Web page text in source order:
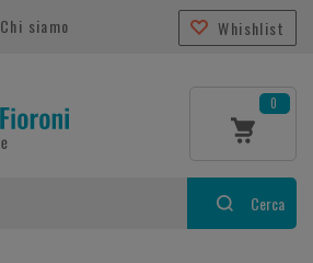
Chi siamo Whishlist
0
Cerca